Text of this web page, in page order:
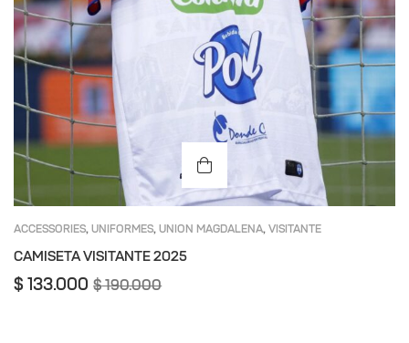
ACCESSORIES, UNIFORMES, UNION MAGDALENA, VISITANTE
CAMISETA VISITANTE 2025
$190.000
$ 133.000